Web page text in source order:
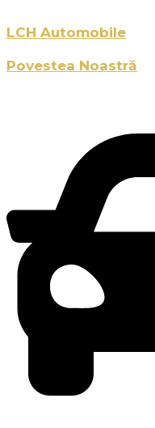
LCH Automobile
Povestea Noastră